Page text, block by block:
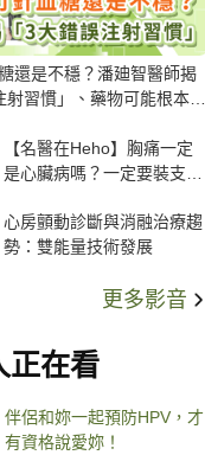
還是不穩？潘廸智醫師揭
射習慣」、藥物可能根本沒
【名醫在Heho】胸痛一定
是心臟病嗎？一定要裝支
解析支架種類、風險與選擇
關鍵
心房顫動診斷與消融治療趨
勢：雙能量技術發展
更多影音
正在看
伴侶和妳一起預防HPV，才
有資格說愛妳！